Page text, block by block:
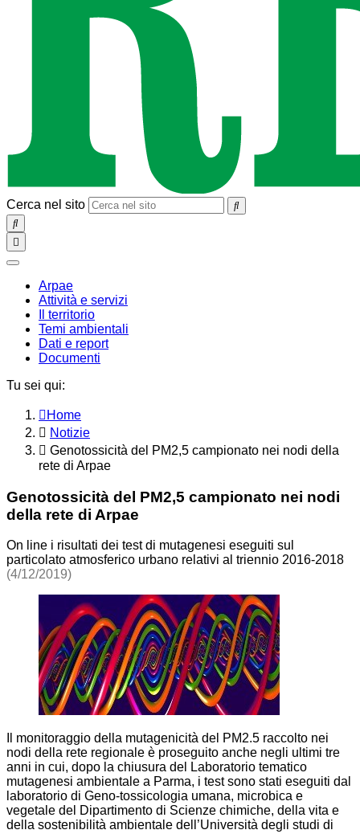
Cerca nel sito
SEARCH
Toggle
navigation
chiudi
Arpae
Attività e servizi
Il territorio
Temi ambientali
Dati e report
Documenti
Tu sei qui:
Home
Notizie
Genotossicità del PM2,5 campionato nei nodi della
rete di Arpae
Genotossicità del PM2,5 campionato nei nodi
della rete di Arpae
On line i risultati dei test di mutagenesi eseguiti sul
particolato atmosferico urbano relativi al triennio 2016-2018
(4/12/2019)
Il monitoraggio della mutagenicità del PM2.5 raccolto nei
nodi della rete regionale è proseguito anche negli ultimi tre
anni in cui, dopo la chiusura del Laboratorio tematico
mutagenesi ambientale a Parma, i test sono stati eseguiti dal
laboratorio di Geno-tossicologia umana, microbica e
vegetale del Dipartimento di Scienze chimiche, della vita e
della sostenibilità ambientale dell’Università degli studi di